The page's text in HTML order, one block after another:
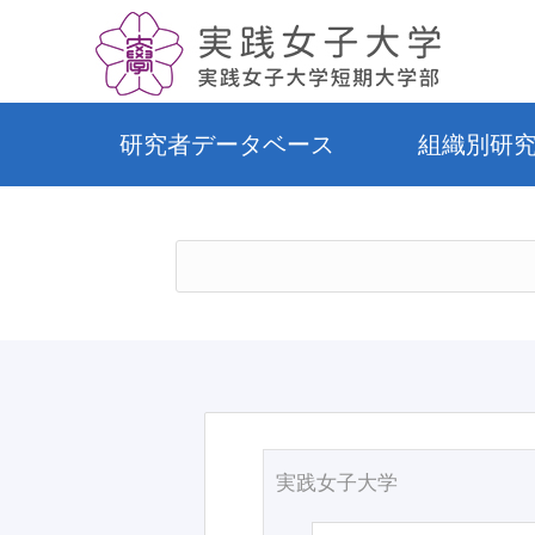
研究者データベース 組織別研
実践女子大学